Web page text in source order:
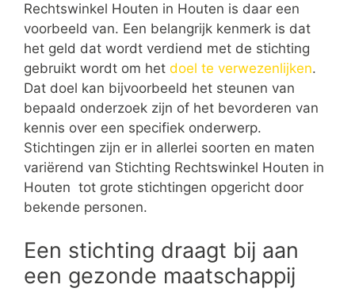
Rechtswinkel Houten in Houten is daar een
voorbeeld van. Een belangrijk kenmerk is dat
het geld dat wordt verdiend met de stichting
gebruikt wordt om het doel te verwezenlijken.
Dat doel kan bijvoorbeeld het steunen van
bepaald onderzoek zijn of het bevorderen van
kennis over een specifiek onderwerp.
Stichtingen zijn er in allerlei soorten en maten
variërend van Stichting Rechtswinkel Houten in
Houten tot grote stichtingen opgericht door
bekende personen.
Een stichting draagt bij aan
een gezonde maatschappij